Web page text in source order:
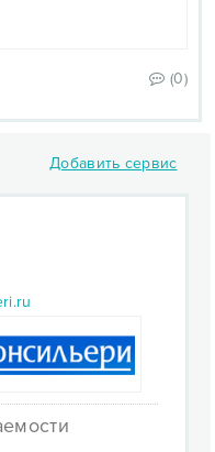
(0)
Добавить сервис